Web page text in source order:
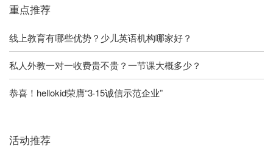
重点推荐
线上教育有哪些优势？少儿英语机构哪家好？
私人外教一对一收费贵不贵？一节课大概多少？
恭喜！hellokid荣膺“3·15诚信示范企业”
活动推荐